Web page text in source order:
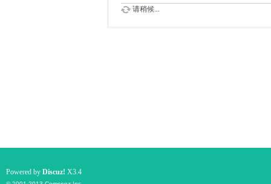
请稍候...
Powered by Discuz! X3.4